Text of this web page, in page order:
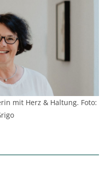
mit Herz & Haltung. Foto: